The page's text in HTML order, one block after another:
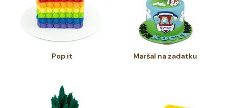
Pop it Maršal na zadatku